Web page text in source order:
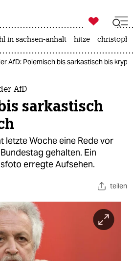
zahl ich
ich

taz zahl ich
in sachsen-anhalt hitze
AfD: Polemisch bis sarkastisch bis
AfD
sarkastisch
letzte Woche eine Rede vor
gehalten. Ein
erregte Aufsehen.
teilen